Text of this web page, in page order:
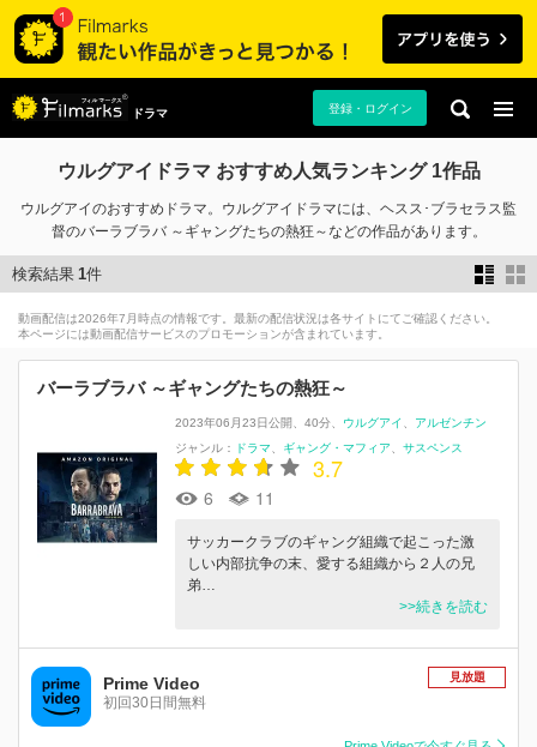
ドラマ 登録・ログイン
ウルグアイドラマ おすすめ人気ランキング 1作品
ウルグアイのおすすめドラマ。ウルグアイドラマには、ヘスス･ブラセラス監
督のバーラブラバ ～ギャングたちの熱狂～などの作品があります。
検索結果 1件
動画配信は2026年7月時点の情報です。最新の配信状況は各サイトにてご確認ください。
本ページには動画配信サービスのプロモーションが含まれています。
バーラブラバ ～ギャングたちの熱狂～
2023年06月23日公開 40分 ウルグアイ
アルゼンチン
ジャンル：
ドラマ ギャング・マフィア サスペンス
3.7
6 11
サッカークラブのギャング組織で起こった激
しい内部抗争の末、愛する組織から２人の兄
弟…
>>続きを読む
Prime Video
初回30日間無料
見放題